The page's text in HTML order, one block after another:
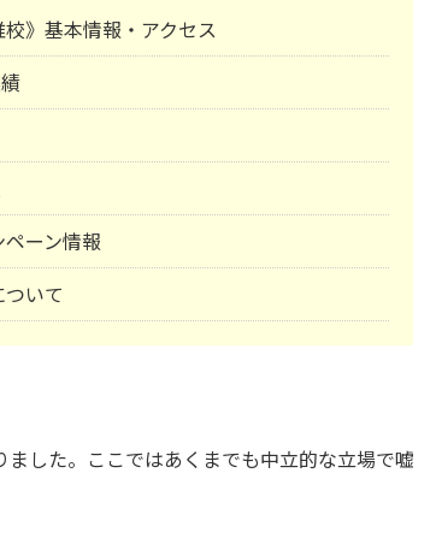
》基本情報・アクセス
ーン情報
いて
した。ここではあくまでも中立的な立場で嘘